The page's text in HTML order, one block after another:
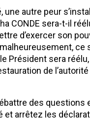
autre peur
CONDE sera-t-il
d’exercer son
ce
Président sera
de
des questions
arrêtez les